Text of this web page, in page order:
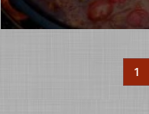
1